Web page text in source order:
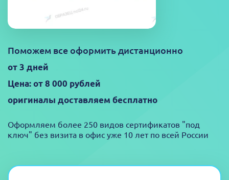
Поможем все оформить дистанционно
от 3 дней
Цена: от 8 000 рублей
оригиналы доставляем бесплатно
Оформляем более 250 видов сертификатов "под
ключ" без визита в офис уже 10 лет по всей России